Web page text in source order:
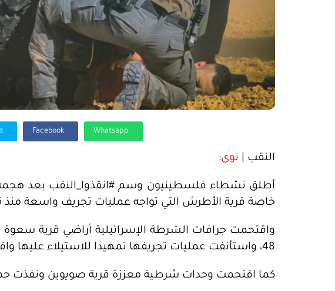
Tweet Facebook
النقب | نوى:
أطلق نشطاء فلسطينيون وسم #انقذوا_النقب بعد
خاصة قرية الأطرش التي تواجه عمليات تجريف واسعة منذ
واقتحمت جرافات الشرطة الإسرائيلية أراضي قرية
48، واستأنفت عمليات تجريفها تمهيدا للاستيلاء عليها واقتلاع عرب النقب من أراضيهم.
كما اقتحمت وحدات شرطية معززة قرية صويوين ونفذت
ليضع
سؤال من
وخططهم في